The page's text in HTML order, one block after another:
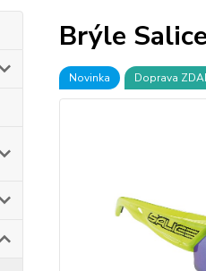
Brýle
Novinka Doprava